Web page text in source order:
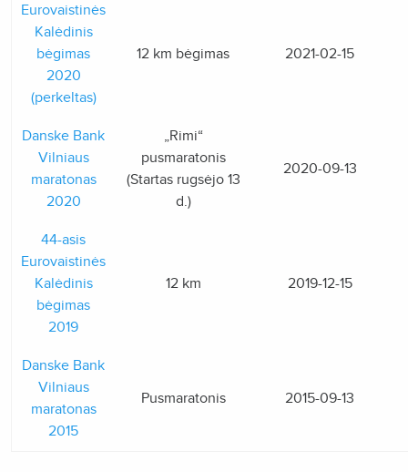
Eurovaistinės
Kalėdinis
bėgimas
2020
(perkeltas)
12 km bėgimas 2021-02-15
Danske Bank
Vilniaus
maratonas
2020
„Rimi“
pusmaratonis
(Startas rugsėjo 13
d.)
2020-09-13
44-asis
Eurovaistinės
Kalėdinis
bėgimas
2019
12 km 2019-12-15
Danske Bank
Vilniaus
maratonas
2015
Pusmaratonis 2015-09-13